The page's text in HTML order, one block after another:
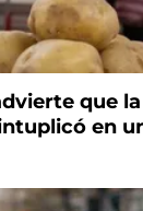
que
en